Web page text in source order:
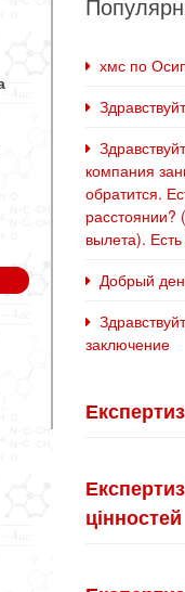
хмс по
компания
обратится.
расстоянии?
вылета).
Добрый
заключение
цінностей